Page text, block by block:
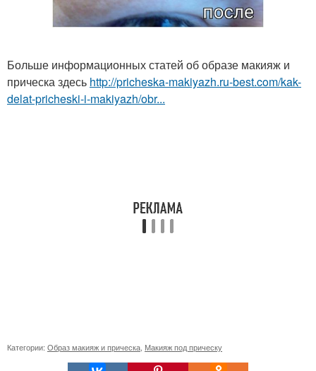
Больше информационных статей об образе макияж и
прическа здесь http://pricheska-makiyazh.ru-best.com/kak-
delat-pricheski-i-makiyazh/obr...
Категории: Образ макияж и прическа Макияж под прическу